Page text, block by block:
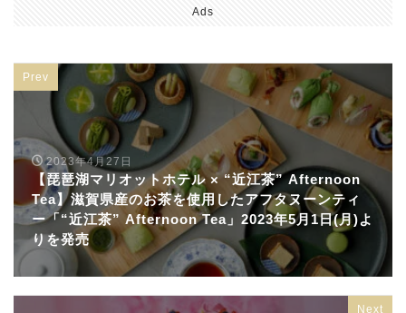
Ads
Prev
2023年4月27日
【琵琶湖マリオットホテル × “近江茶” Afternoon
Tea】滋賀県産のお茶を使用したアフタヌーンティ
ー「“近江茶” Afternoon Tea」2023年5月1日(月)よ
りを発売
Next